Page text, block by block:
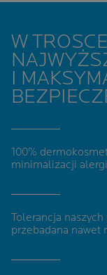
W
I
100%
minimalizacji
Tolerancja
przebadana nawet